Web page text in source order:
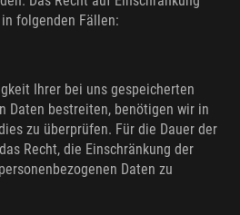
folgenden Fällen:
Ihrer bei uns gespeicherten
Daten bestreiten, benötigen wir in
zu überprüfen. Für die Dauer der
Recht, die Einschränkung der
Daten zu